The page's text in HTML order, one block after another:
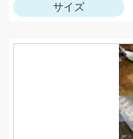
サイズ